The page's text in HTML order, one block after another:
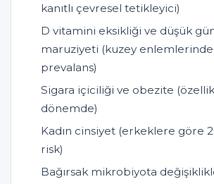
kanıtlı çevresel tetikleyici)
D vitamini eksikliği ve düşük
maruziyeti (kuzey
prevalans)
Sigara içiciliği ve obezite
dönemde)
Kadın cinsiyet (erkeklere göre
risk)
Bağırsak mikrobiyota